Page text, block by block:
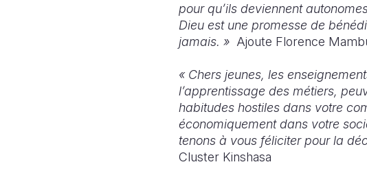
pour qu’ils deviennent
Dieu est une promesse de
jamais. » Ajoute Florence
« Chers jeunes, les
l’apprentissage des métiers,
habitudes hostiles dans votre
économiquement dans votre
tenons à vous féliciter pour la
Cluster Kinshasa